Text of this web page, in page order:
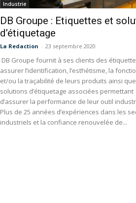
Industrie
DB Groupe : Etiquettes et
d’étiquetage
La Redaction - 23 septembre 2020
DB Groupe fournit à ses clients des
assurer l’identification, l’esthétisme, la
et/ou la traçabilité de leurs produits ainsi
solutions d’étiquetage associées permettant
d’assurer la performance de leur outil
Plus de 25 années d’expériences dans les
industriels et la confiance renouvelée de...